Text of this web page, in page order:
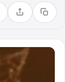
Compartilhar
Copiar